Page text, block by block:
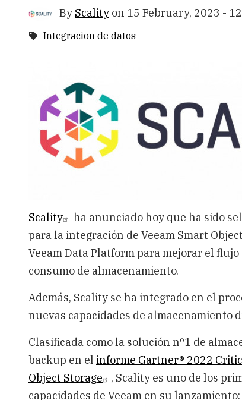
By Scality on 15 February, 2023 -
Integracion de datos
Scality
ha anunciado hoy que ha sido
para la integración de Veeam Smart
Veeam Data Platform para mejorar el
consumo de almacenamiento.
Además, Scality se ha integrado en el
nuevas capacidades de almacenamiento
Clasificada como la solución nº1 de
backup en el informe Gartner® 2022
Object Storage
, Scality es uno de los
capacidades de Veeam en su